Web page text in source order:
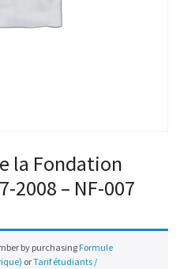
la Fondation
2008 – NF-007
by purchasing Formule
orTarif étudiants /